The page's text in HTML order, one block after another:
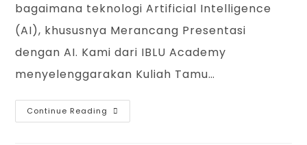
bagaimana teknologi Artificial Intelligence
(AI), khususnya Merancang Presentasi
dengan AI. Kami dari IBLU Academy
menyelenggarakan Kuliah Tamu…
Continue Reading